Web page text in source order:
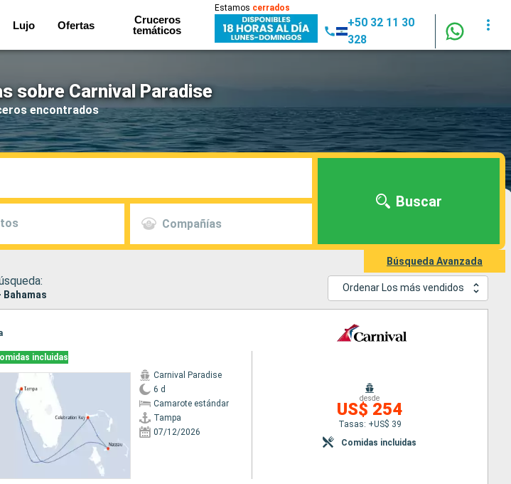
Lujo Ofertas
Cruceros
temáticos
Estamos cerrados
+50 32 11 30
328
sobre Carnival Paradise
encontrados
Compañías
Buscar
Búsqueda Avanzada
Ordenar Los más vendidos
incluidas
Carnival Paradise
6 d
Camarote estándar
Tampa
07/12/2026
desde
US$ 254
Tasas: +US$ 39
Comidas incluidas